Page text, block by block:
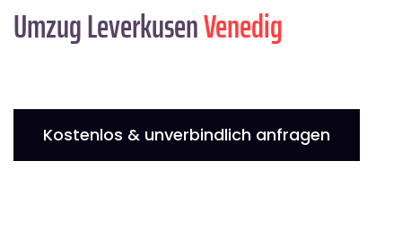
Umzug LeverkusenVenedig
Kostenlos & unverbindlich anfragen